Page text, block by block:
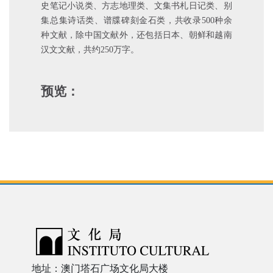
史笔记小说类、方志地理类、文集书札日记类、别
集总集诗话类、谱牒碑刻金石类，共收录500种余
种文献，除中国文献外，还包括日本、朝鲜和越南
汉文文献，共约250万字。
预览：
地址：澳门塔石广场文化局大楼